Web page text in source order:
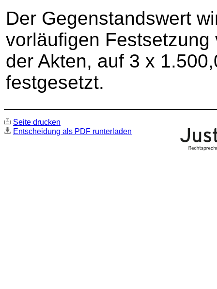
Der Gegenstandswert
vorläufigen
der Akten, auf 3 x
festgesetzt.
Seite drucken
Entscheidung als PDF runterladen